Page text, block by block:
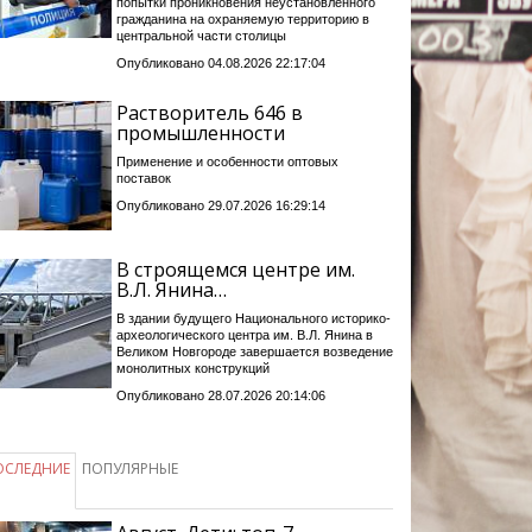
гражданина на охраняемую территорию в
центральной части столицы
Опубликовано 04.08.2026 22:17:04
Растворитель 646 в
промышленности
Применение и особенности оптовых
поставок
Опубликовано 29.07.2026 16:29:14
В строящемся центре им.
В.Л. Янина…
В здании будущего Национального историко-
археологического центра им. В.Л. Янина в
Великом Новгороде завершается возведение
монолитных конструкций
Опубликовано 28.07.2026 20:14:06
ПОПУЛЯРНЫЕ